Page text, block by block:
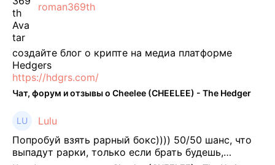
roman369th
создайте блог о крипте на медиа платформе
Hedgers
https://hdgrs.com/
Чат, форум и отзывы о Cheelee (CHEELEE) - The Hedger
Lulu
Попробуй взять рарный бокс)))) 50/50 шанс, что
выпадут рарки, только если брать будешь,